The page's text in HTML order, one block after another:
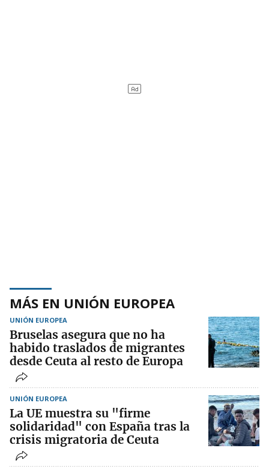
MÁS EN UNIÓN EUROPEA
UNIÓN EUROPEA
Bruselas asegura que no ha
habido traslados de migrantes
desde Ceuta al resto de Europa
UNIÓN EUROPEA
La UE muestra su "firme
solidaridad" con España tras la
crisis migratoria de Ceuta